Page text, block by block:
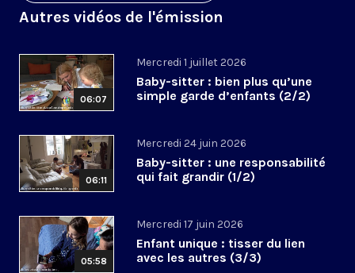
Autres vidéos de l'émission
06:07
Mercredi 1 juillet 2026
Baby-sitter : bien plus qu’une
simple garde d’enfants (2/2)
06:11
Mercredi 24 juin 2026
Baby-sitter : une responsabilité
qui fait grandir (1/2)
05:58
Mercredi 17 juin 2026
Enfant unique : tisser du lien
avec les autres (3/3)